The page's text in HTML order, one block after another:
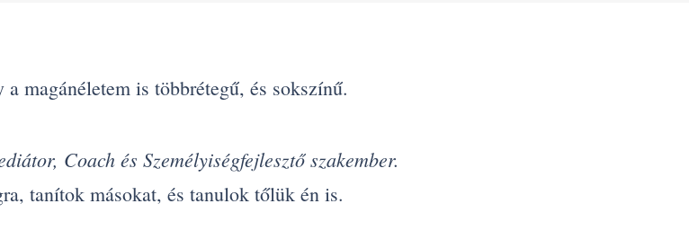
magánéletem is többrétegű, és sokszínű.
Coach és Személyiségfejlesztő szakember.
tanítok másokat, és tanulok tőlük én is.